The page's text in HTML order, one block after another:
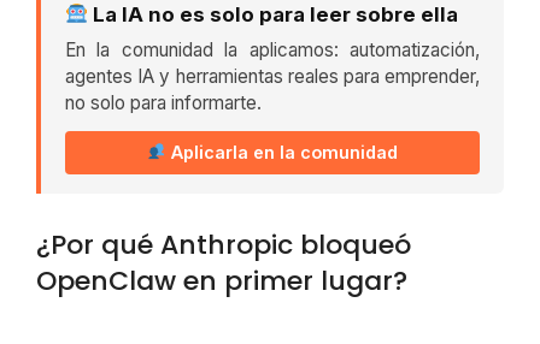
La IA no es solo para leer sobre ella
En la comunidad la aplicamos: automatización,
agentes IA y herramientas reales para emprender,
no solo para informarte.
Aplicarla en la comunidad
¿Por qué Anthropic bloqueó
OpenClaw en primer lugar?